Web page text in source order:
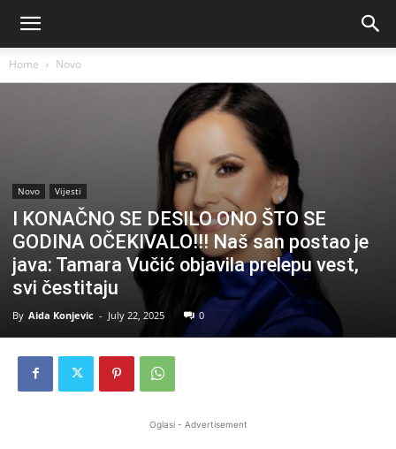
Home Novo
Novo Vijesti
I KONAČNO SE DESILO ONO ŠTO SE
GODINA OČEKIVALO!!! Naš san postao je
java: Tamara Vučić objavila prelepu vest,
svi čestitaju
By Aida Konjevic - July 22, 2025 0
Oglasi - Advertisement